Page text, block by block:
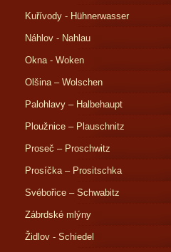
Kuřívody - Hühnerwasser
Náhlov - Nahlau
Okna - Woken
Olšina – Wolschen
Palohlavy – Halbehaupt
Ploužnice – Plauschnitz
Proseč – Proschwitz
Prosíčka – Prositschka
Svébořice – Schwabitz
Zábrdské mlýny
Židlov - Schiedel